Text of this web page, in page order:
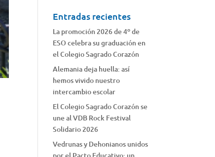
Entradas recientes
La promoción 2026 de 4º de
ESO celebra su graduación en
el Colegio Sagrado Corazón
Alemania deja huella: así
hemos vivido nuestro
intercambio escolar
El Colegio Sagrado Corazón se
une al VDB Rock Festival
Solidario 2026
Vedrunas y Dehonianos unidos